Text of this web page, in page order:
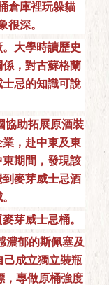
倉庫裡玩躲貓
很深。
大學時讀歷史
，對古蘇格蘭
忌的知識可說
助拓展原酒裝
，赴中東及東
期間，發現該
麥芽威士忌酒
芽威士忌桶。
濃郁的斯佩塞及
己成立獨立裝瓶
專做原桶強度